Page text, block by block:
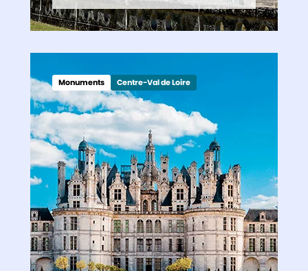
Monuments Centre-Val de Loire